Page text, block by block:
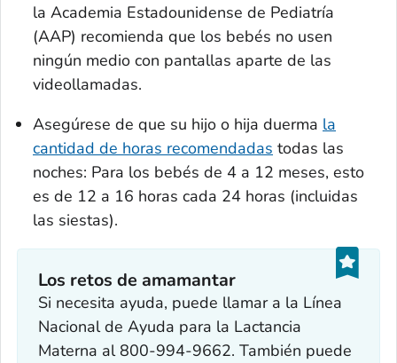
la Academia Estadounidense de Pediatría
(AAP) recomienda que los bebés no usen
ningún medio con pantallas aparte de las
videollamadas.
Asegúrese de que su hijo o hija duerma la
cantidad de horas recomendadas todas las
noches: Para los bebés de 4 a 12 meses, esto
es de 12 a 16 horas cada 24 horas (incluidas
las siestas).
Los retos de amamantar
Si necesita ayuda, puede llamar a la Línea
Nacional de Ayuda para la Lactancia
Materna al 800-994-9662. También puede